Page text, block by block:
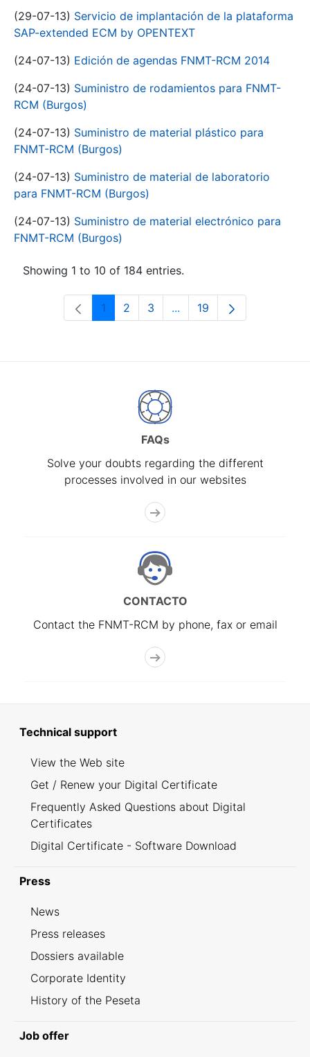
(29-07-13) Servicio de implantación de la plataforma
SAP-extended ECM by OPENTEXT
(24-07-13) Edición de agendas FNMT-RCM 2014
(24-07-13) Suministro de rodamientos para FNMT-
RCM (Burgos)
(24-07-13) Suministro de material plástico para
FNMT-RCM (Burgos)
(24-07-13) Suministro de material de laboratorio
para FNMT-RCM (Burgos)
(24-07-13) Suministro de material electrónico para
FNMT-RCM (Burgos)
Showing 1 to 10 of 184 entries.
Page
1 Page
2 Page
3 ...Intermediate Pages Use
Page
19
FAQs
Solve your doubts regarding the different
processes involved in our websites
CONTACTO
Contact the FNMT-RCM by phone, fax or email
Technical support
View the Web site
Get / Renew your Digital Certificate
Frequently Asked Questions about Digital
Certificates
Digital Certificate - Software Download
Press
News
Press releases
Dossiers available
Corporate Identity
History of the Peseta
Job offer